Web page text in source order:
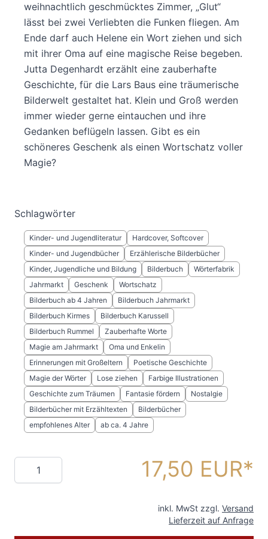
weihnachtlich geschmücktes Zimmer, „Glut“
lässt bei zwei Verliebten die Funken fliegen. Am
Ende darf auch Helene ein Wort ziehen und sich
mit ihrer Oma auf eine magische Reise begeben.
Jutta Degenhardt erzählt eine zauberhafte
Geschichte, für die Lars Baus eine träumerische
Bilderwelt gestaltet hat. Klein und Groß werden
immer wieder gerne eintauchen und ihre
Gedanken beflügeln lassen. Gibt es ein
schöneres Geschenk als einen Wortschatz voller
Magie?
Schlagwörter
Kinder- und Jugendliteratur
Hardcover, Softcover
Kinder- und Jugendbücher
Erzählerische Bilderbücher
Kinder, Jugendliche und Bildung
Bilderbuch
Wörterfabrik
Jahrmarkt
Geschenk
Wortschatz
Bilderbuch ab 4 Jahren
Bilderbuch Jahrmarkt
Bilderbuch Kirmes
Bilderbuch Karussell
Bilderbuch Rummel
Zauberhafte Worte
Magie am Jahrmarkt
Oma und Enkelin
Erinnerungen mit Großeltern
Poetische Geschichte
Magie der Wörter
Lose ziehen
Farbige Illustrationen
Geschichte zum Träumen
Fantasie fördern
Nostalgie
Bilderbücher mit Erzähltexten
Bilderbücher
empfohlenes Alter
ab ca. 4 Jahre
Menge 17,50 EUR
inkl. MwSt zzgl. Versand
Lieferzeit auf Anfrage